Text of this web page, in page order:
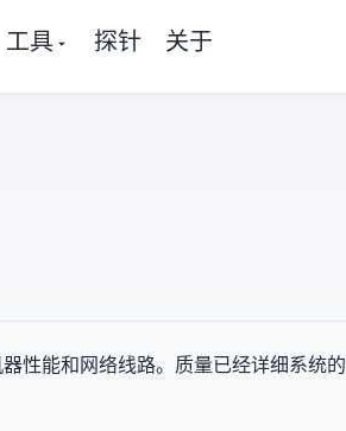
工具 探针 关于
器性能和网络线路。ip质量已经详细系统